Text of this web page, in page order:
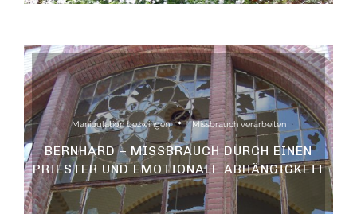
Manipulation bezwingen Missbrauch verarbeiten
BERNHARD – MISSBRAUCH DURCH EINEN
PRIESTER UND EMOTIONALE ABHÄNGIGKEIT